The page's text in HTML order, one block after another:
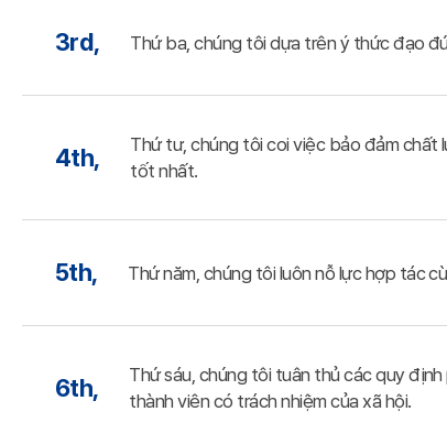
3rd, Thứ ba, chúng tôi dựa trên ý thức đạo
4th,
Thứ tư, chúng tôi coi việc bảo đảm chất
tốt nhất.
5th, Thứ năm, chúng tôi luôn nỗ lực hợp tác
6th,
Thứ sáu, chúng tôi tuân thủ các quy
thành viên có trách nhiệm của xã hội.